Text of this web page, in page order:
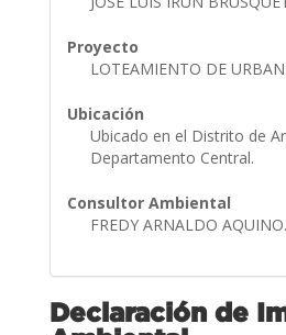
Proyecto
LOTEAMIENTO DE
Ubicación
Ubicado en el Distrito de
Departamento Central.
Consultor Ambiental
FREDY ARNALDO AQUINO.
Declaración de